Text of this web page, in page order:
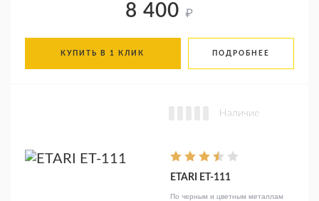
8 400 ₽
КУПИТЬ В 1 КЛИК ПОДРОБНЕЕ
Наличие
ETARI ET-111
По черным и цветным металлам